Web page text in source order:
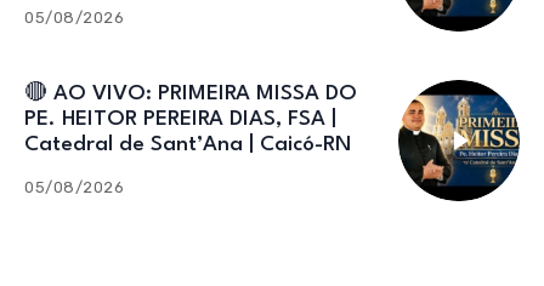
05/08/2026
🔴 AO VIVO: PRIMEIRA MISSA DO
PE. HEITOR PEREIRA DIAS, FSA |
Catedral de Sant’Ana | Caicó-RN
05/08/2026